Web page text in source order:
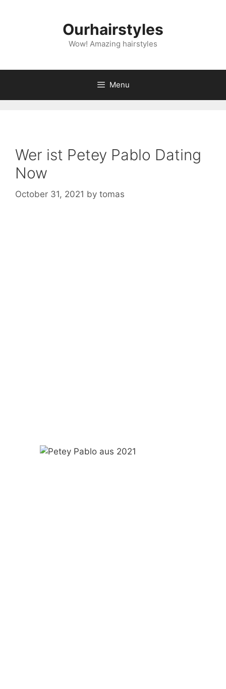
Ourhairstyles
Wow! Amazing hairstyles
Menu
Wer ist Petey Pablo Dating
Now
October 31, 2021 by tomas